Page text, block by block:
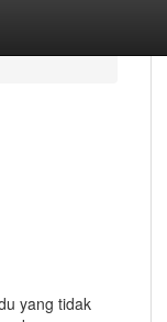
yang tidak